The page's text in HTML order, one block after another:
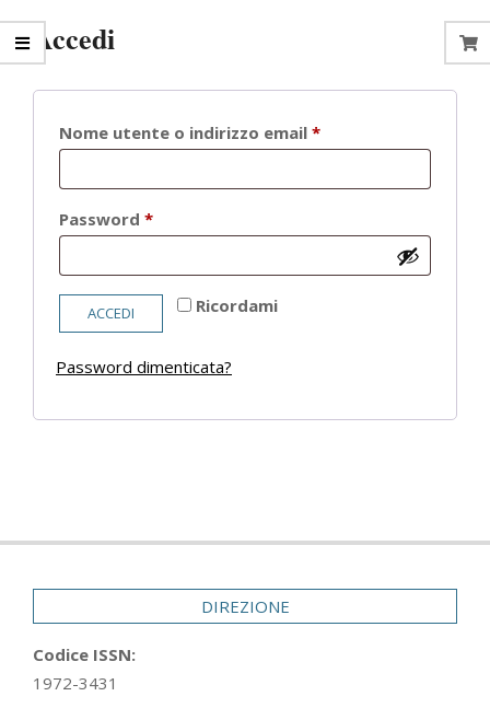
Accedi
Nome utente o indirizzo email *Richiesto
Password *Richiesto
Ricordami
ACCEDI
Password dimenticata?
05-
DIREZIONE
Codice ISSN:
1972-3431